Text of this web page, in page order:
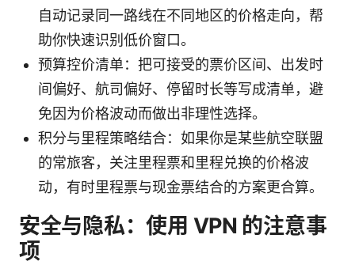
自动记录同一路线在不同地区的价格走向，帮
助你快速识别低价窗口。
预算控价清单：把可接受的票价区间、出发时
间偏好、航司偏好、停留时长等写成清单，避
免因为价格波动而做出非理性选择。
积分与里程策略结合：如果你是某些航空联盟
的常旅客，关注里程票和里程兑换的价格波
动，有时里程票与现金票结合的方案更合算。
安全与隐私：使用 VPN 的注意事
项